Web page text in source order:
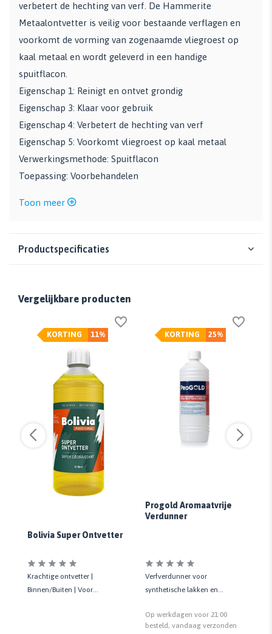
verbetert de hechting van verf. De Hammerite
Metaalontvetter is veilig voor bestaande verflagen en
voorkomt de vorming van zogenaamde vliegroest op
kaal metaal en wordt geleverd in een handige
spuitflacon.
Eigenschap 1: Reinigt en ontvet grondig
Eigenschap 3: Klaar voor gebruik
Eigenschap 4: Verbetert de hechting van verf
Eigenschap 5: Voorkomt vliegroest op kaal metaal
Verwerkingsmethode: Spuitflacon
Toepassing: Voorbehandelen
Toon meer
Productspecificaties
Vergelijkbare producten
11%
KORTING
Bolivia Super Ontvetter
Krachtige ontvetter |
Binnen/Buiten | Voor
25%
KORTING
Progold Aromaatvrije
Verdunner
Verfverdunner voor
synthetische lakken en
metaal
Op werkdagen voor 21:00
besteld, vandaag verzonden